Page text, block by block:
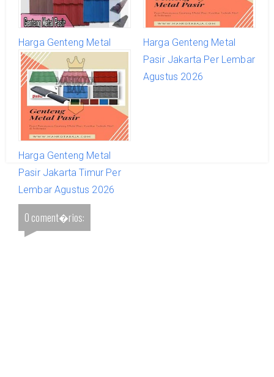
Harga Genteng Metal
Pasir Per Lembar Terbaru
Agustus 2026
Harga Genteng Metal
Pasir Jakarta Per Lembar
Agustus 2026
Harga Genteng Metal
Pasir Jakarta Timur Per
Lembar Agustus 2026
0 coment�rios: